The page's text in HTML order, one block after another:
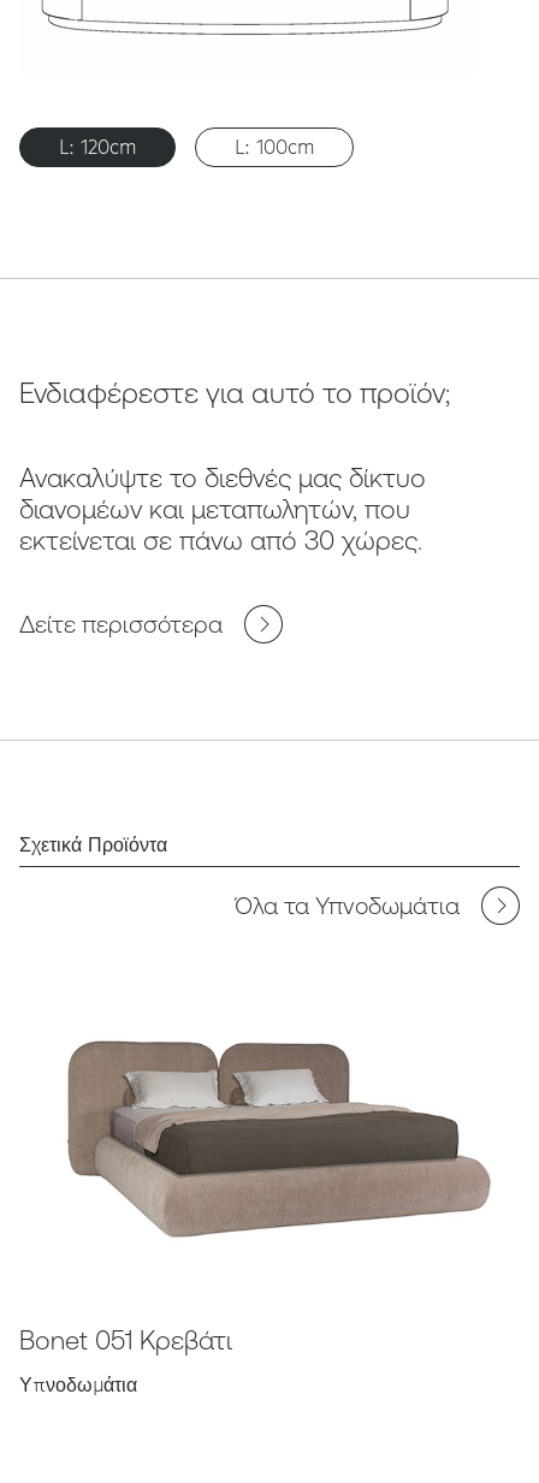
L: 120cm L: 100cm
Ενδιαφέρεστε για αυτό το προϊόν;
Ανακαλύψτε το διεθνές μας δίκτυο
διανομέων και μεταπωλητών, που
εκτείνεται σε πάνω από 30 χώρες.
Δείτε περισσότερα
Σχετικά Προϊόντα
Όλα τα Υπνοδωμάτια
Bonet 051 Κρεβάτι
Υπνοδωμάτια